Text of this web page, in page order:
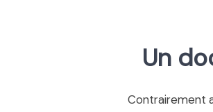
Un
Contrairement